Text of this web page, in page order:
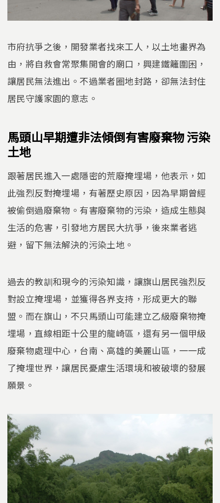
市府抗爭之後，開發業者找來工人，以土地畫界為
由，將自救會常聚集開會的廟口，興建鐵籬圍困，
讓居民無法進出。不過業者圈地封路，卻無法封住
居民守護家園的意志。
馬頭山早期遭非法傾倒有害廢棄物 污染
土地
跟著居民進入一處隱密的荒廢掩埋場，他表示，如
此強烈反對掩埋場，有著歷史原因，因為早期曾經
被偷倒過廢棄物。有害廢棄物的污染，造成生態與
生活的危害，引發地方居民大抗爭，後來業者逃
避，留下無法解決的污染土地。
過去的教訓和現今的污染知識，讓旗山居民強烈反
對設立掩埋場，並獲得各界支持，形成更大的聯
盟。而在旗山，不只馬頭山可能建立乙級廢棄物掩
埋場，直線相距十公里的龍崎區，還有另一個甲級
廢棄物處理中心，台南、高雄的美麗山區，一一成
了掩埋世界，讓居民憂慮生活環境和被破壞的發展
願景。